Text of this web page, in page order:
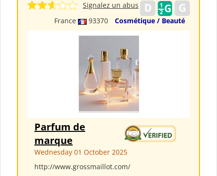
France 93370 Cosmétique / Beauté
Signalez un abus
Parfum de
marque
Wednesday 01 October 2025
http://www.grossmaillot.com/